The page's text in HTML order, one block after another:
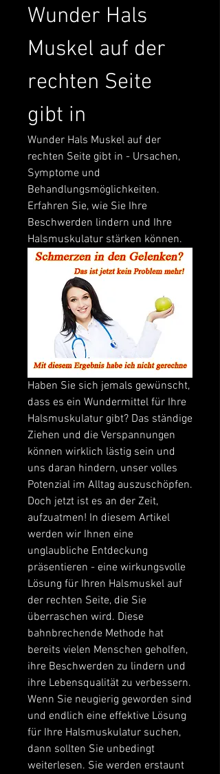
Wunder Hals
Muskel auf der
rechten Seite
gibt in
Wunder Hals Muskel auf der
rechten Seite gibt in - Ursachen,
Symptome und
Behandlungsmöglichkeiten.
Erfahren Sie, wie Sie Ihre
Beschwerden lindern und Ihre
Halsmuskulatur stärken können.
Haben Sie sich jemals gewünscht,
dass es ein Wundermittel für Ihre
Halsmuskulatur gibt? Das ständige
Ziehen und die Verspannungen
können wirklich lästig sein und
uns daran hindern, unser volles
Potenzial im Alltag auszuschöpfen.
Doch jetzt ist es an der Zeit,
aufzuatmen! In diesem Artikel
werden wir Ihnen eine
unglaubliche Entdeckung
präsentieren - eine wirkungsvolle
Lösung für Ihren Halsmuskel auf
der rechten Seite, die Sie
überraschen wird. Diese
bahnbrechende Methode hat
bereits vielen Menschen geholfen,
ihre Beschwerden zu lindern und
ihre Lebensqualität zu verbessern.
Wenn Sie neugierig geworden sind
und endlich eine effektive Lösung
für Ihre Halsmuskulatur suchen,
dann sollten Sie unbedingt
weiterlesen. Sie werden erstaunt